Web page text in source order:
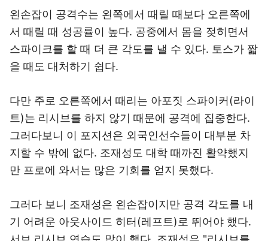
왼손잡이 공격수는 왼쪽에서 때릴 때보다 오른쪽에
서 때릴 때 성공률이 높다. 공중에서 몸을 젖히면서
스파이크를 할 때 더 큰 각도를 낼 수 있다. 토스가 짧
을 때도 대처하기 쉽다.
다만 주로 오른쪽에서 때리는 아포짓 스파이커(라이
트)는 리시브를 하지 않기 때문에 공격에 집중한다.
그러다보니 이 포지션은 외국인선수들이 대부분 차
지할 수 밖에 없다. 조재성도 대학 때까진 활약했지
만 프로에 와서는 많은 기회를 얻지 못했다.
그러다 보니 조재성은 왼손잡이지만 공격 각도를 내
기 어려운 아웃사이드 히터(레프트)로 뛰어야 했다.